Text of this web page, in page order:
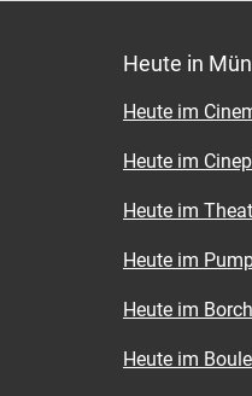
Heute in
Heute im
Heute im
Heute im
Heute im
Heute im
Heute im